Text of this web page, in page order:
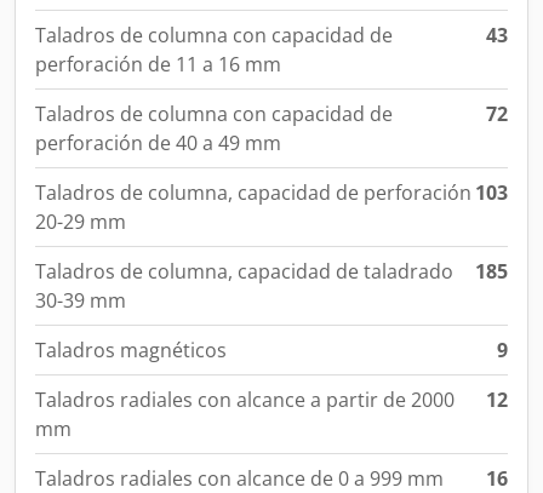
Taladros de columna con capacidad de
perforación de 11 a 16 mm
43
Taladros de columna con capacidad de
perforación de 40 a 49 mm
72
Taladros de columna, capacidad de perforación
20-29 mm
103
Taladros de columna, capacidad de taladrado
30-39 mm
185
Taladros magnéticos
9
Taladros radiales con alcance a partir de 2000
mm
12
Taladros radiales con alcance de 0 a 999 mm
16